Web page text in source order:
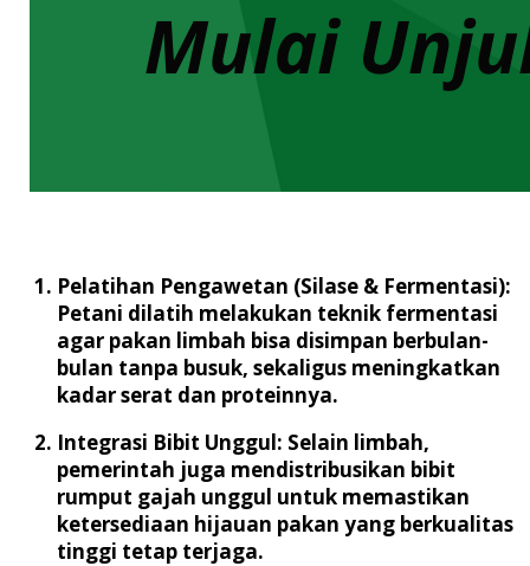
Pelatihan Pengawetan (Silase & Fermentasi):
Petani dilatih melakukan teknik fermentasi
agar pakan limbah bisa disimpan berbulan-
bulan tanpa busuk, sekaligus meningkatkan
kadar serat dan proteinnya.
Integrasi Bibit Unggul: Selain limbah,
pemerintah juga mendistribusikan bibit
rumput gajah unggul untuk memastikan
ketersediaan hijauan pakan yang berkualitas
tinggi tetap terjaga.